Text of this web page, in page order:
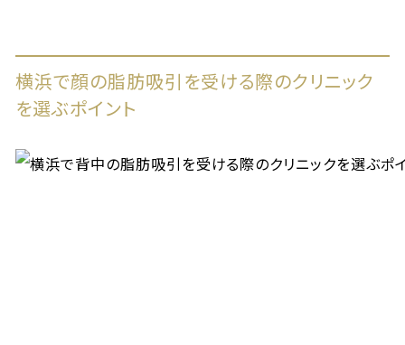
横浜で顔の脂肪吸引を受ける際のクリニック
を選ぶポイント